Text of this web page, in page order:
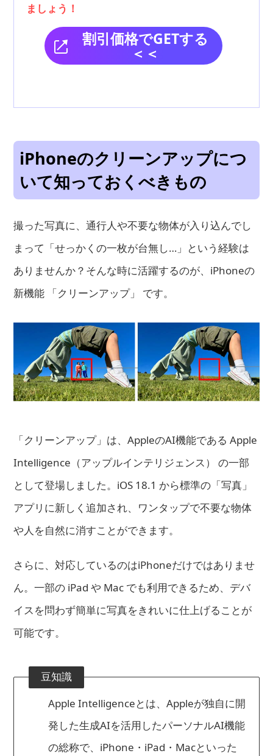
ましょう！
割引価格でGETする
＜＜
iPhoneのクリーンアップにつ
いて知っておくべきもの
撮った写真に、通行人や不要な物体が入り込んでし
まって「せっかくの一枚が台無し…」という経験は
ありませんか？そんな時に活躍するのが、iPhoneの
新機能 「クリーンアップ」 です。
「クリーンアップ」は、AppleのAI機能である Apple
Intelligence（アップルインテリジェンス） の一部
として登場しました。iOS 18.1 から標準の「写真」
アプリに新しく追加され、ワンタップで不要な物体
や人を自然に消すことができます。
さらに、対応しているのはiPhoneだけではありませ
ん。一部の iPad や Mac でも利用できるため、デバ
イスを問わず簡単に写真をきれいに仕上げることが
可能です。
豆知識
Apple Intelligenceとは、Appleが独自に開
発した生成AIを活用したパーソナルAI機能
の総称で、iPhone・iPad・Macといった